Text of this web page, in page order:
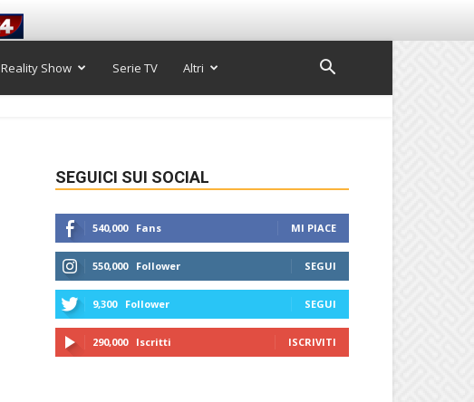
Reality Show Serie TV Altri
SEGUICI SUI SOCIAL
540,000 Fans MI PIACE
550,000 Follower SEGUI
9,300 Follower SEGUI
290,000 Iscritti ISCRIVITI